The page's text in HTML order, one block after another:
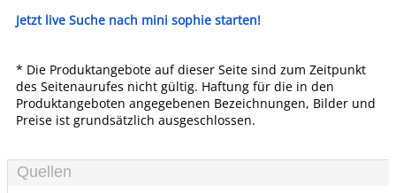
Jetzt live Suche nach mini sophie starten!
* Die Produktangebote auf dieser Seite sind zum Zeitpunkt
des Seitenaurufes nicht gültig. Haftung für die in den
Produktangeboten angegebenen Bezeichnungen, Bilder und
Preise ist grundsätzlich ausgeschlossen.
Quellen